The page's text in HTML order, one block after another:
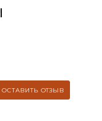
ОСТАВИТЬ ОТЗЫВ